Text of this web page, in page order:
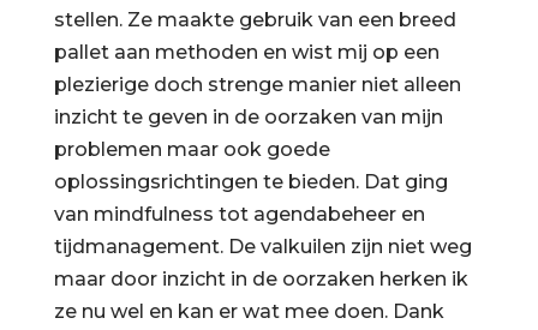
stellen. Ze maakte gebruik van een breed
pallet aan methoden en wist mij op een
plezierige doch strenge manier niet alleen
inzicht te geven in de oorzaken van mijn
problemen maar ook goede
oplossingsrichtingen te bieden. Dat ging
van mindfulness tot agendabeheer en
tijdmanagement. De valkuilen zijn niet weg
maar door inzicht in de oorzaken herken ik
ze nu wel en kan er wat mee doen. Dank